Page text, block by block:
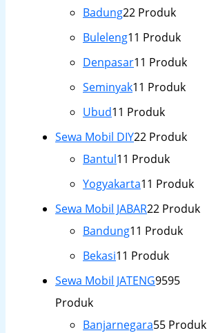
Badung22 Produk
Buleleng11 Produk
Denpasar11 Produk
Seminyak11 Produk
Ubud11 Produk
Sewa Mobil DIY22 Produk
Bantul11 Produk
Yogyakarta11 Produk
Sewa Mobil JABAR22 Produk
Bandung11 Produk
Bekasi11 Produk
Sewa Mobil JATENG9595
Produk
Banjarnegara55 Produk